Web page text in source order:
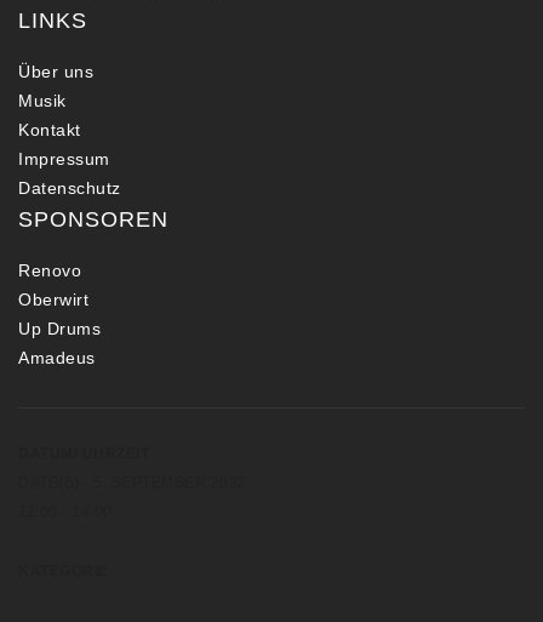
LINKS
Über uns
Musik
Kontakt
Impressum
Datenschutz
SPONSOREN
Renovo
Oberwirt
Up Drums
Amadeus